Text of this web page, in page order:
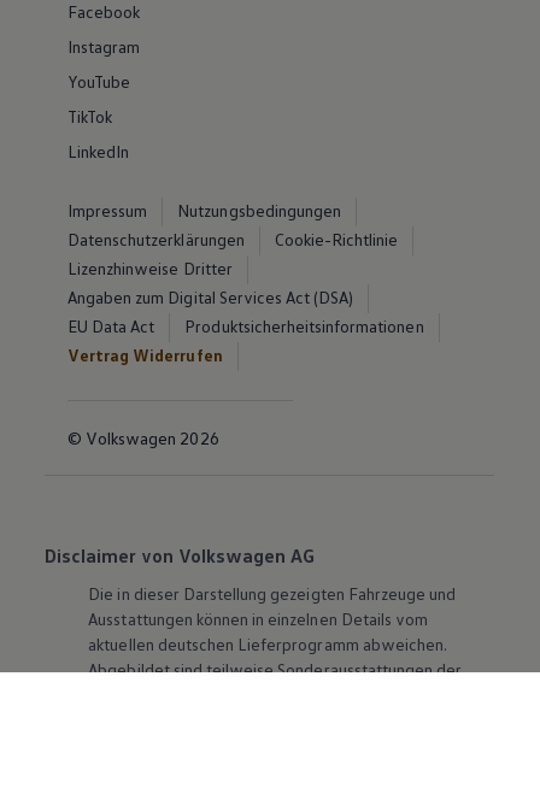
Facebook
Instagram
YouTube
TikTok
LinkedIn
Impressum
Nutzungsbedingungen
Datenschutzerklärungen
Cookie-Richtlinie
Lizenzhinweise Dritter
Angaben zum Digital Services Act (DSA)
EU Data Act
Produktsicherheitsinformationen
Vertrag Widerrufen
© Volkswagen 2026
Disclaimer von Volkswagen AG
Die in dieser Darstellung gezeigten Fahrzeuge und
Ausstattungen können in einzelnen Details vom
aktuellen deutschen Lieferprogramm abweichen.
Abgebildet sind teilweise Sonderausstattungen der